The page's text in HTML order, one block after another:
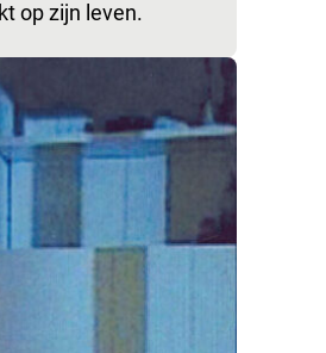
op zijn leven.